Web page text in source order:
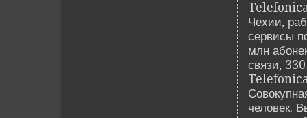
Чехии,
сервисы
млн
связи,
челове­к.